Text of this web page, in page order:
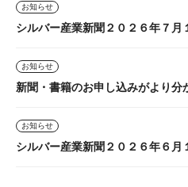
お知らせ
シルバー産業新聞２０２６年７月
お知らせ
新聞・書籍のお申し込みがより分
お知らせ
シルバー産業新聞２０２６年６月